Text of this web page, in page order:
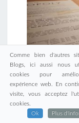
Combien de
Monopoly ?
Comme bien d'autres
Blogs, ici aussi nous
cookies pour
expérience web. En
visite, vous acceptez
cookies.
Ok
Plus